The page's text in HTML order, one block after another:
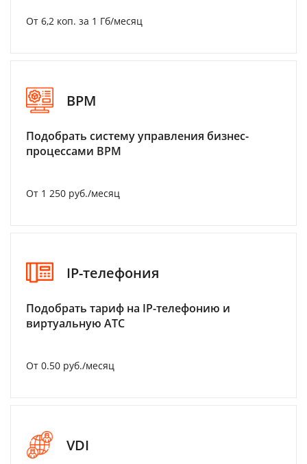
От 6,2 коп. за 1 Гб/месяц
BPM
Подобрать систему управления бизнес-
процессами BPM
От 1 250 руб./месяц
IP-телефония
Подобрать тариф на IP-телефонию и
виртуальную АТС
От 0.50 руб./месяц
VDI